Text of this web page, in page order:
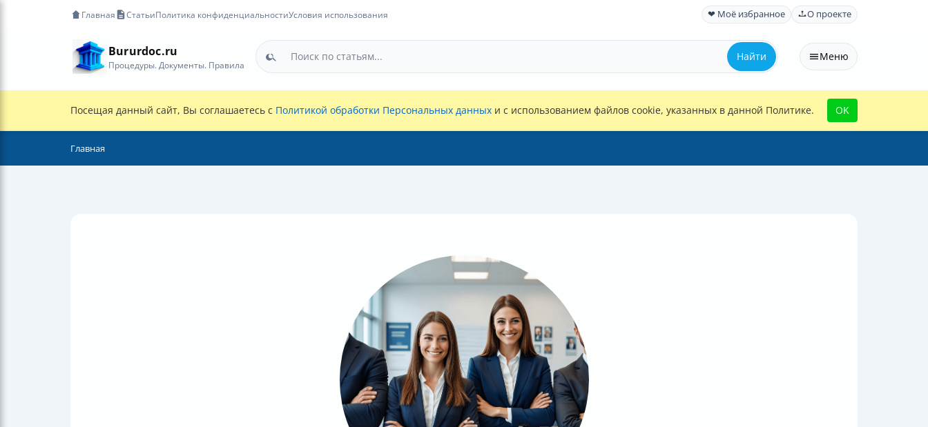
Главная СтатьиПолитика конфиденциальностиУсловия использования ❤ Моё избранное О проекте
Bururdoc.ru
Процедуры. Документы. Правила
Найти Меню
Посещая данный сайт, Вы соглашаетесь с Политикой обработки Персональных данных и с использованием файлов cookie, указанных в данной Политике. OK
Главная